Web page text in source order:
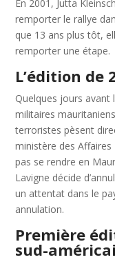
En 2001, Jutta
remporter le rallye
que 13 ans plus tôt,
remporter une étape.
L’édition de
Quelques jours
militaires
terroristes pèsent
ministère des
pas se rendre en
Lavigne décide
un attentat dans le
annulation.
Première
sud-